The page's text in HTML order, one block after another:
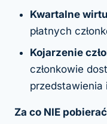
Kwartalne
płatnych
Kojarzenie
członkowie
przedstawienia
Za co NIE